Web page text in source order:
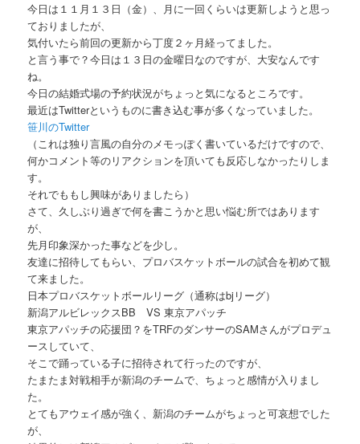
今日は１１月１３日（金）、月に一回くらいは更新しようと思っ
ておりましたが、
気付いたら前回の更新から丁度２ヶ月経ってました。
と言う事で？今日は１３日の金曜日なのですが、大安なんです
ね。
今日の結婚式場の予約状況がちょっと気になるところです。
最近はTwitterというものに書き込む事が多くなっていました。
笹川のTwitter
（これは独り言風の自分のメモっぽく書いているだけですので、
何かコメント等のリアクションを頂いても反応しなかったりしま
す。
それでももし興味がありましたら）
さて、久しぶり過ぎで何を書こうかと思い悩む所ではあります
が、
先月印象深かった事などを少し。
友達に招待してもらい、プロバスケットボールの試合を初めて観
て来ました。
日本プロバスケットボールリーグ（通称はbjリーグ）
新潟アルビレックスBB VS 東京アパッチ
東京アパッチの応援団？をTRFのダンサーのSAMさんがプロデュ
ースしていて、
そこで踊っている子に招待されて行ったのですが、
たまたま対戦相手が新潟のチームで、ちょっと感情が入りまし
た。
とてもアウェイ感が強く、新潟のチームがちょっと可哀想でした
が、